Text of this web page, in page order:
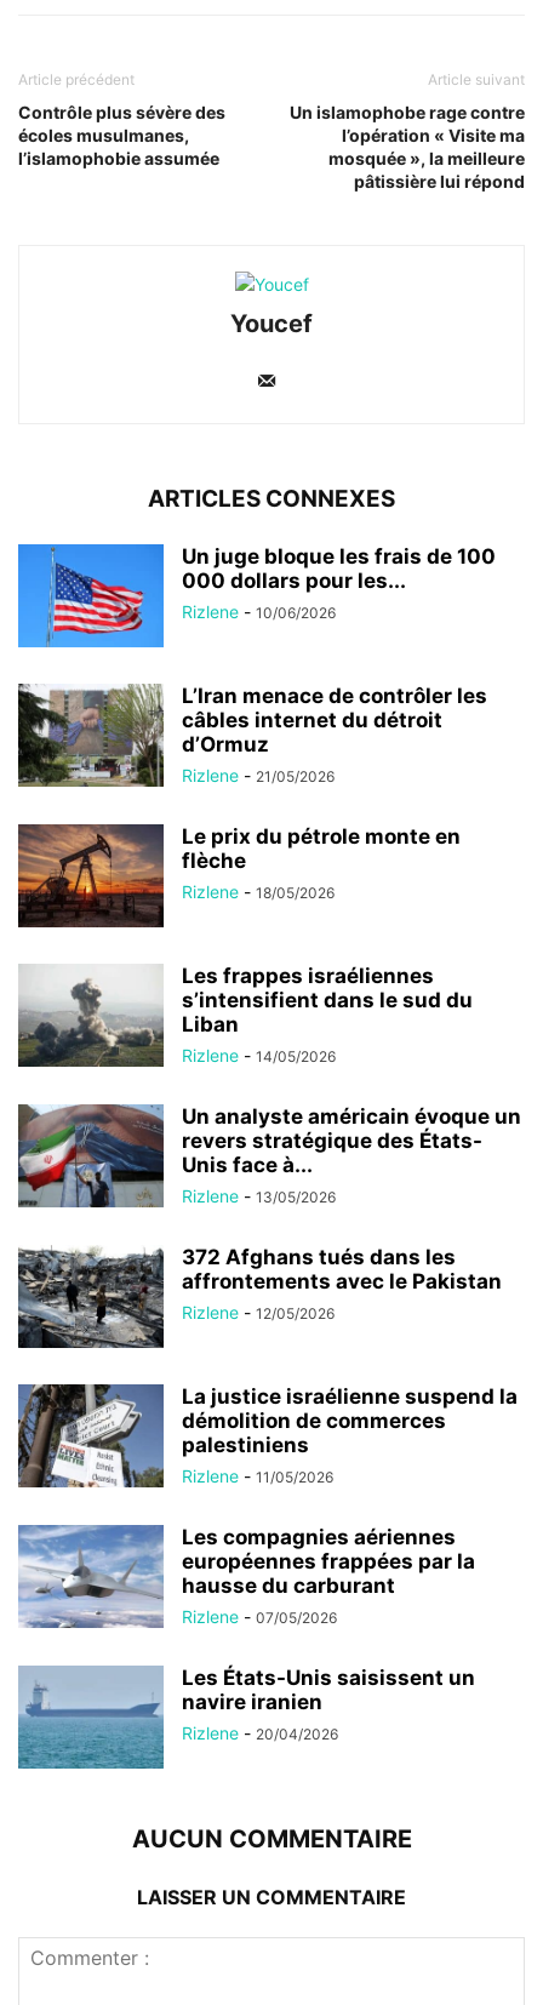
Article précédent
Contrôle plus sévère des
écoles musulmanes,
l’islamophobie assumée
Article suivant
Un islamophobe rage contre
l’opération « Visite ma
mosquée », la meilleure
pâtissière lui répond
Youcef
ARTICLES CONNEXES
Un juge bloque les frais de 100
000 dollars pour les...
Rizlene - 10/06/2026
L’Iran menace de contrôler les
câbles internet du détroit
d’Ormuz
Rizlene - 21/05/2026
Le prix du pétrole monte en
flèche
Rizlene - 18/05/2026
Les frappes israéliennes
s’intensifient dans le sud du
Liban
Rizlene - 14/05/2026
Un analyste américain évoque un
revers stratégique des États-
Unis face à...
Rizlene - 13/05/2026
372 Afghans tués dans les
affrontements avec le Pakistan
Rizlene - 12/05/2026
La justice israélienne suspend la
démolition de commerces
palestiniens
Rizlene - 11/05/2026
Les compagnies aériennes
européennes frappées par la
hausse du carburant
Rizlene - 07/05/2026
Les États-Unis saisissent un
navire iranien
Rizlene - 20/04/2026
AUCUN COMMENTAIRE
LAISSER UN COMMENTAIRE